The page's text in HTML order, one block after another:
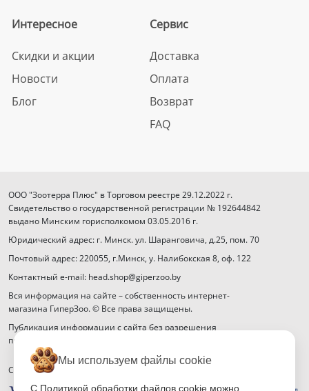
Интересное
Скидки и акции
Новости
Блог
Сервис
Доставка
Оплата
Возврат
FAQ
ООО "Зоотерра Плюс" в Торговом реестре 29.12.2022 г.
Свидетельство о государственной регистрации № 192644842
выдано Минским горисполкомом 03.05.2016 г.
Юридический адрес: г. Минск. ул. Шаранговича, д.25, пом. 70
Почтовый адрес: 220055, г.Минск, у. Налибокская 8, оф. 122
Контактный e-mail: head.shop@giperzoo.by
Вся информация на сайте – собственность интернет-
магазина ГиперЗоо. © Все права защищены.
Публикация информации с сайта без разрешения
правообладателя запрещена.
Способы оплаты
Мы используем файлы cookie
С Политикой обработки файлов cookie можно